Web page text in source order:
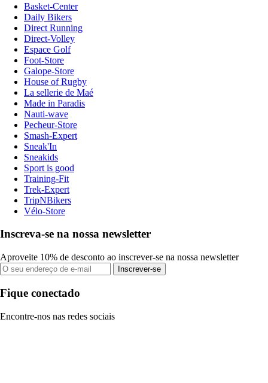
Basket-Center
Daily Bikers
Direct Running
Direct-Volley
Espace Golf
Foot-Store
Galope-Store
House of Rugby
La sellerie de Maé
Made in Paradis
Nauti-wave
Pecheur-Store
Smash-Expert
Sneak'In
Sneakids
Sport is good
Training-Fit
Trek-Expert
TripNBikers
Vélo-Store
Inscreva-se na nossa newsletter
Aproveite 10% de desconto ao inscrever-se na nossa newsletter
Inscrever-se
Fique conectado
Encontre-nos nas redes sociais